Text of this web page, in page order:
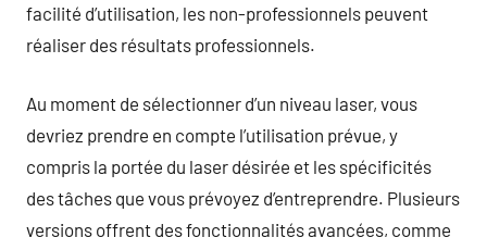
facilité d’utilisation, les non-professionnels peuvent
réaliser des résultats professionnels.
Au moment de sélectionner d’un niveau laser, vous
devriez prendre en compte l’utilisation prévue, y
compris la portée du laser désirée et les spécificités
des tâches que vous prévoyez d’entreprendre. Plusieurs
versions offrent des fonctionnalités avancées, comme